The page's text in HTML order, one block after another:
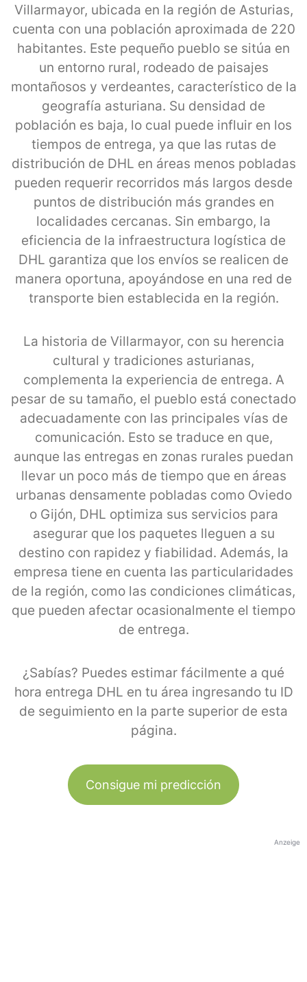
Villarmayor, ubicada en la región de Asturias,
cuenta con una población aproximada de 220
habitantes. Este pequeño pueblo se sitúa en
un entorno rural, rodeado de paisajes
montañosos y verdeantes, característico de la
geografía asturiana. Su densidad de
población es baja, lo cual puede influir en los
tiempos de entrega, ya que las rutas de
distribución de DHL en áreas menos pobladas
pueden requerir recorridos más largos desde
puntos de distribución más grandes en
localidades cercanas. Sin embargo, la
eficiencia de la infraestructura logística de
DHL garantiza que los envíos se realicen de
manera oportuna, apoyándose en una red de
transporte bien establecida en la región.
La historia de Villarmayor, con su herencia
cultural y tradiciones asturianas,
complementa la experiencia de entrega. A
pesar de su tamaño, el pueblo está conectado
adecuadamente con las principales vías de
comunicación. Esto se traduce en que,
aunque las entregas en zonas rurales puedan
llevar un poco más de tiempo que en áreas
urbanas densamente pobladas como Oviedo
o Gijón, DHL optimiza sus servicios para
asegurar que los paquetes lleguen a su
destino con rapidez y fiabilidad. Además, la
empresa tiene en cuenta las particularidades
de la región, como las condiciones climáticas,
que pueden afectar ocasionalmente el tiempo
de entrega.
¿Sabías? Puedes estimar fácilmente a qué
hora entrega DHL en tu área ingresando tu ID
de seguimiento en la parte superior de esta
página.
Consigue mi predicción
Anzeige